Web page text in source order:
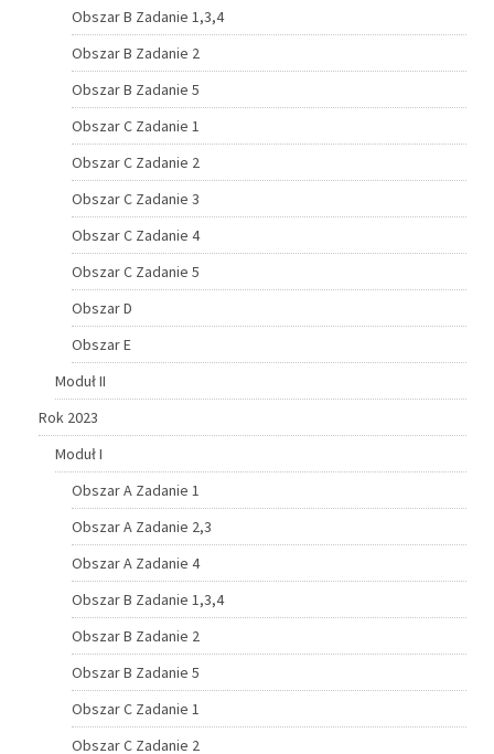
Obszar B Zadanie 1,3,4
Obszar B Zadanie 2
Obszar B Zadanie 5
Obszar C Zadanie 1
Obszar C Zadanie 2
Obszar C Zadanie 3
Obszar C Zadanie 4
Obszar C Zadanie 5
Obszar D
Obszar E
Moduł II
Rok 2023
Moduł I
Obszar A Zadanie 1
Obszar A Zadanie 2,3
Obszar A Zadanie 4
Obszar B Zadanie 1,3,4
Obszar B Zadanie 2
Obszar B Zadanie 5
Obszar C Zadanie 1
Obszar C Zadanie 2